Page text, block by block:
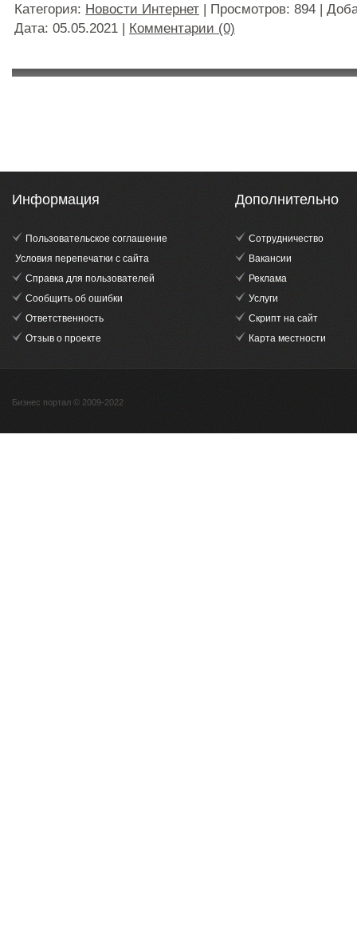
Категория: Новости Интернет | Просмотров: 894 |
Дата: 05.05.2021 | Комментарии (0)
Информация
Пользовательское соглашение
Условия перепечатки с сайта
Справка для пользователей
Сообщить об ошибки
Ответственность
Отзыв о проекте
Дополнительно
Сотрудничество
Вакансии
Реклама
Услуги
Скрипт на сайт
Карта местности
Бизнес портал © 2009-2022